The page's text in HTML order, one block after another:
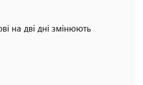
на дві дні змінюють